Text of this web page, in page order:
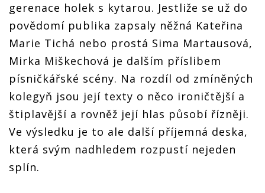
gerenace holek s kytarou. Jestliže se už do
povědomí publika zapsaly něžná Kateřina
Marie Tichá nebo prostá Sima Martausová,
Mirka Miškechová je dalším příslibem
písničkářské scény. Na rozdíl od zmíněných
kolegyň jsou její texty o něco ironičtější a
štiplavější a rovněž její hlas působí řízněji.
Ve výsledku je to ale další příjemná deska,
která svým nadhledem rozpustí nejeden
splín.